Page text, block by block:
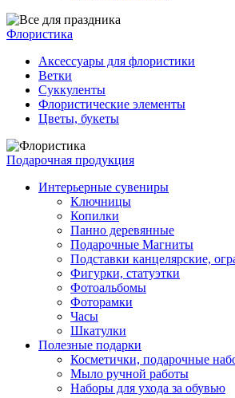
Флористика
Аксессуары для флористики
Ветки
Суккуленты
Флористические элементы
Цветы, букеты
Подарочная продукция
Интерьерные сувениры
Ключницы
Копилки
Панно деревянные
Подарочные Магниты
Подставки канцелярские,
Фигурки, статуэтки
Фотоальбомы
Фоторамки
Часы
Шкатулки
Полезные подарки
Косметички, подарочные
Мыло ручной работы
Наборы для ухода за обувью